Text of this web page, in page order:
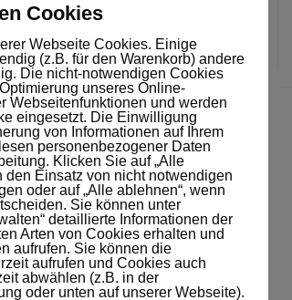
Cookies
Webseite Cookies. Einige
(z.B. für den Warenkorb) andere
Die nicht-notwendigen Cookies
unseres Online-
Webseitenfunktionen und werden
eingesetzt. Die Einwilligung
von Informationen auf Ihrem
personenbezogener Daten
Klicken Sie auf „Alle
den Einsatz von nicht notwendigen
oder auf „Alle ablehnen“, wenn
Sie können unter
detaillierte Informationen der
Arten von Cookies erhalten und
aufrufen. Sie können die
aufrufen und Cookies auch
abwählen (z.B. in der
oder unten auf unserer Webseite).